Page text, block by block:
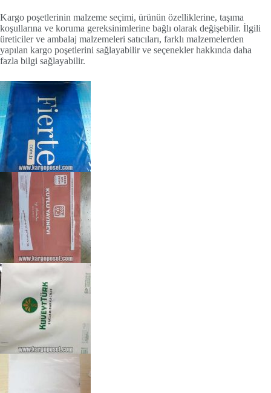
Kargo poşetlerinin malzeme seçimi, ürünün özelliklerine, taşıma
koşullarına ve koruma gereksinimlerine bağlı olarak değişebilir. İlgili
üreticiler ve ambalaj malzemeleri satıcıları, farklı malzemelerden
yapılan kargo poşetlerini sağlayabilir ve seçenekler hakkında daha
fazla bilgi sağlayabilir.